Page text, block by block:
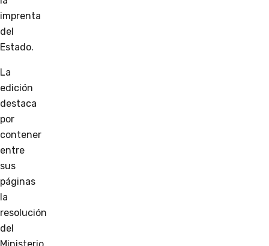
imprenta
del
Estado.
La
edición
destaca
por
contener
entre
sus
páginas
la
resolución
del